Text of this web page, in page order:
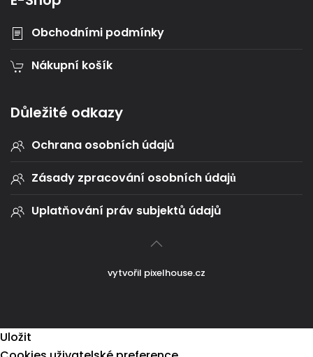
Obchodními podmínky
Nákupní košík
Důležité odkazy
Ochrana osobních údajů
Zásady zpracování osobních údajů
Uplatňování práv subjektů údajů
vytvořil pixelhouse.cz
Uložit